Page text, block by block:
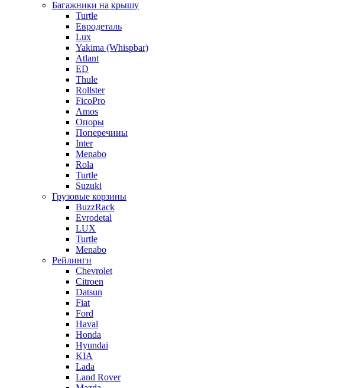
Багажники на крышу
Turtle
Евродеталь
Lux
Yakima (Whispbar)
Atlant
ED
Thule
Rollster
FicoPro
Amos
Опоры
Поперечины
Inter
Menabo
Rola
Turtle
Suzuki
Грузовые корзины
BuzzRack
Evrodetal
LUX
Turtle
Menabo
Рейлинги
Chevrolet
Citroen
Datsun
Fiat
Ford
Haval
Honda
Hyundai
KIA
Lada
Land Rover